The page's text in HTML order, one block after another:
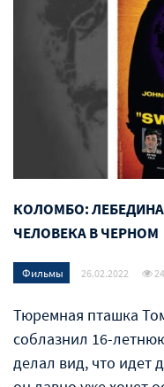
КОЛОМБО:
ЧЕЛОВЕКА В ЧЕРНОМ
Фильмы 26.02.2022
Тюремная пташка
соблазнил 16-
делал вид, что идет